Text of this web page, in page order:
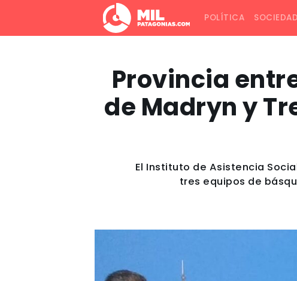
POLÍTICA SOCIEDAD
Provincia
de Madryn y
El Instituto de Asistencia
tres equipos de